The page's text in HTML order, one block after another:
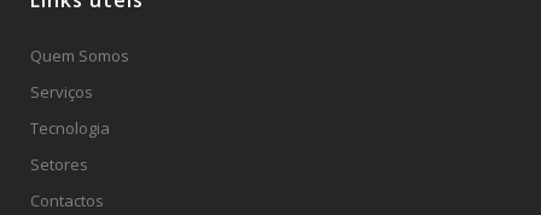
Quem Somos
Serviços
Tecnologia
Setores
Contactos